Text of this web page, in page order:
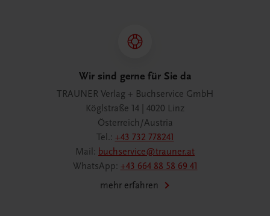
Wir sind gerne für Sie da
TRAUNER Verlag + Buchservice GmbH
Köglstraße 14 | 4020 Linz
Österreich/Austria
Tel.: +43 732 778241
Mail: buchservice@trauner.at
WhatsApp: +43 664 88 58 69 41
mehr erfahren